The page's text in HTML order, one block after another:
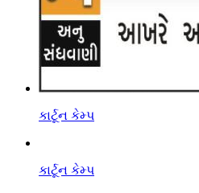
કાર્ટૂન કેમ્પ
કાર્ટૂન કેમ્પ